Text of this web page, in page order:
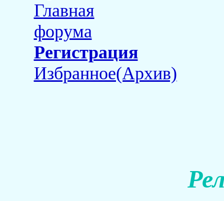
Главная
форума
Регистрация
Избранное(Архив)